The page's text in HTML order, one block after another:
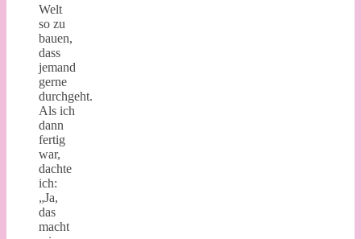
Welt
so zu
bauen,
dass
jemand
gerne
durchgeht.
Als ich
dann
fertig
war,
dachte
ich:
„Ja,
das
macht